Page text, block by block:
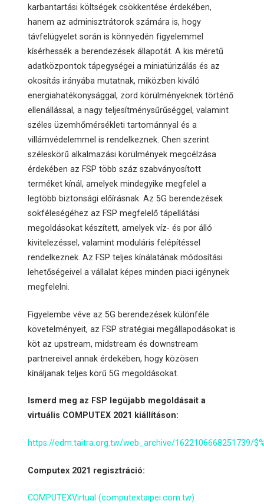
karbantartási költségek csökkentése érdekében,
hanem az adminisztrátorok számára is, hogy
távfelügyelet során is könnyedén figyelemmel
kísérhessék a berendezések állapotát. A kis méretű
adatközpontok tápegységei a miniatürizálás és az
okosítás irányába mutatnak, miközben kiváló
energiahatékonysággal, zord körülményeknek történő
ellenállással, a nagy teljesítménysűrűséggel, valamint
széles üzemhőmérsékleti tartománnyal és a
villámvédelemmel is rendelkeznek. Chen szerint
széleskörű alkalmazási körülmények megcélzása
érdekében az FSP több száz szabványosított
terméket kínál, amelyek mindegyike megfelel a
legtöbb biztonsági előírásnak. Az 5G berendezések
sokféleségéhez az FSP megfelelő tápellátási
megoldásokat készített, amelyek víz- és por álló
kivitelezéssel, valamint moduláris felépítéssel
rendelkeznek. Az FSP teljes kínálatának módosítási
lehetőségeivel a vállalat képes minden piaci igénynek
megfelelni.
Figyelembe véve az 5G berendezések különféle
követelményeit, az FSP stratégiai megállapodásokat is
köt az upstream, midstream és downstream
partnereivel annak érdekében, hogy közösen
kínáljanak teljes körű 5G megoldásokat.
Ismerd meg az FSP legújabb megoldásait a
virtuális COMPUTEX 2021 kiállításon:
https://edm.taitra.org.tw/web_archive/1622106668251739/
Computex 2021 regisztráció:
COMPUTEXVirtual (computextaipei.com.tw)